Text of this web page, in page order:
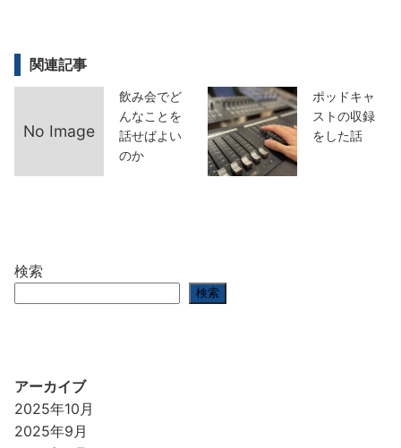
関連記事
No Image
飲み会でど
んなことを
話せばよい
のか
ポッドキャ
ストの収録
をした話
検索
検索
アーカイブ
2025年10月
2025年9月